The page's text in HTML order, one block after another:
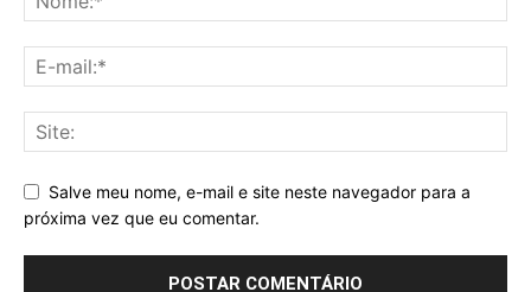
Salve meu nome, e-mail e site neste navegador para a
próxima vez que eu comentar.